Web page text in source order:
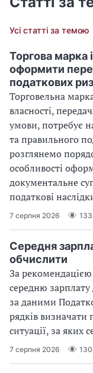
Усі статті за темою
Торгова марка
оформити
податкових
Торговельна
власності,
умови, потребує
та правильного
розглянемо
особливості
документальне
податкові
7 серпня 2026
Середня
обчислити
За
середню зарплату
за даними
рядків визначати
ситуації, за яких
7 серпня 2026